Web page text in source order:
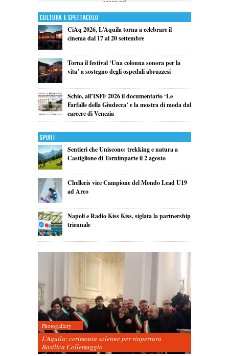
Cultura e Spettacolo
CiAq 2026, L’Aquila torna a celebrare il
cinema dal 17 al 20 settembre
Torna il festival ‘Una colonna sonora per la
vita’ a sostegno degli ospedali abruzzesi
Schio, all’ISFF 2026 il documentario ‘Le
Farfalle della Giudecca’ e la mostra di moda dal
carcere di Venezia
Sport
Sentieri che Uniscono: trekking e natura a
Castiglione di Tornimparte il 2 agosto
Chelleris vice Campione del Mondo Lead U19
ad Arco
Napoli e Radio Kiss Kiss, siglata la partnership
triennale
Photogallery
L’Aquila: cerimonia solenne per riapertura
Basilica Collemaggio